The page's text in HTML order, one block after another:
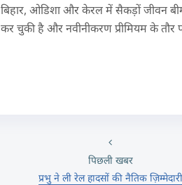
बिहार, ओडिशा और केरल में सैकड़ों जीवन
कर चुकी है और नवीनीकरण प्रीमियम के
पिछली खबर
प्रभु ने ली रेल हादसों की नैतिक ज़िम्मेदारी